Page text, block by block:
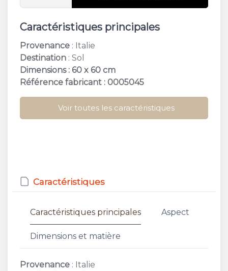
Caractéristiques principales
Provenance : Italie
Destination : Sol
Dimensions : 60 x 60 cm
Référence fabricant : 0005045
Voir toutes les caractéristiques
Caractéristiques
Caractéristiques principales Aspect
Dimensions et matière
Provenance : Italie